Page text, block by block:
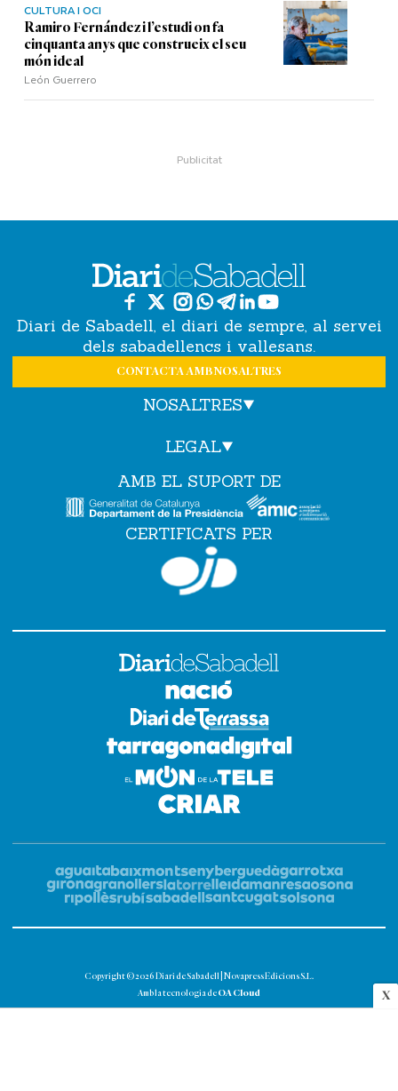
X
CULTURA I OCI
Ramiro Fernández i l’estudi on fa
cinquanta anys que construeix el seu
món ideal
León Guerrero
Diari de Sabadell, el diari de sempre, al servei
dels sabadellencs i vallesans.
CONTACTA AMB NOSALTRES
NOSALTRES
LEGAL
AMB EL SUPORT DE
CERTIFICATS PER
Copyright © 2026 Diari de Sabadell | Novapress Edicions S.L.
Amb la tecnologia de OA Cloud